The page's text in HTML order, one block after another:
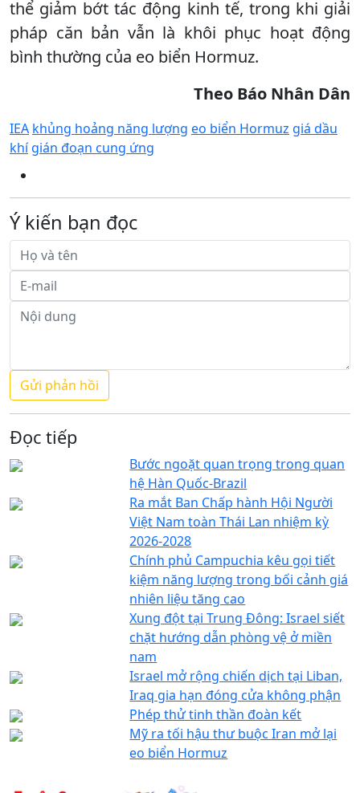
thể giảm bớt tác động kinh tế, trong khi giải
pháp căn bản vẫn là khôi phục hoạt động
bình thường của eo biển Hormuz.
Theo Báo Nhân Dân
IEA khủng hoảng năng lượng eo biển Hormuz giá dầu
khí gián đoạn cung ứng
Ý kiến bạn đọc
Đọc tiếp
Bước ngoặt quan trọng trong quan
hệ Hàn Quốc-Brazil
Ra mắt Ban Chấp hành Hội Người
Việt Nam toàn Thái Lan nhiệm kỳ
2026-2028
Chính phủ Campuchia kêu gọi tiết
kiệm năng lượng trong bối cảnh giá
nhiên liệu tăng cao
Xung đột tại Trung Đông: Israel siết
chặt hướng dẫn phòng vệ ở miền
nam
Israel mở rộng chiến dịch tại Liban,
Iraq gia hạn đóng cửa không phận
Phép thử tinh thần đoàn kết
Mỹ ra tối hậu thư buộc Iran mở lại
eo biển Hormuz